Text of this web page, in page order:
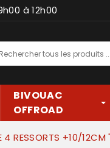
à 12h00
BIVOUAC
OFFROAD
4 RESSORTS +10/12CM